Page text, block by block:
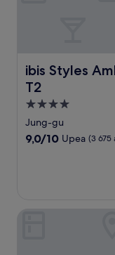
ibis Styles
T2
ibis Styles
4.0
tähden
majoituspaikka
Jung-gu
9.0
9,0/10 Upea (3 675